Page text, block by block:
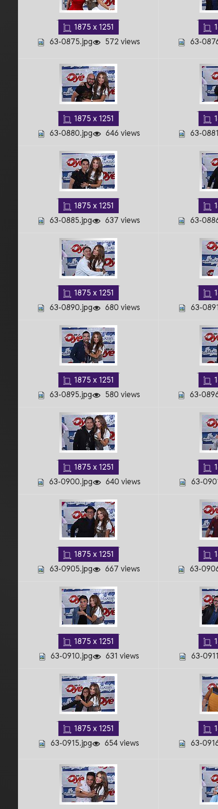
1875 x 1251
63-0875.jpg
572 views
63-
1875 x 1251
63-0880.jpg
646 views
63-
1875 x 1251
63-0885.jpg
637 views
63-
1875 x 1251
63-0890.jpg
680 views
63-
1875 x 1251
63-0895.jpg
580 views
63-
1875 x 1251
63-0900.jpg
640 views
63-
1875 x 1251
63-0905.jpg
667 views
63-
1875 x 1251
63-0910.jpg
631 views
63-
1875 x 1251
63-0915.jpg
654 views
63-